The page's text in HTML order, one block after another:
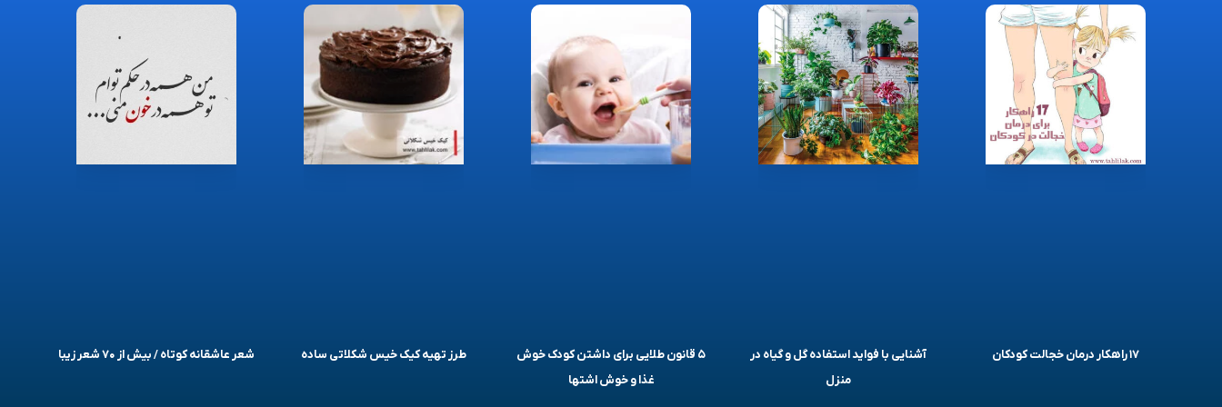
۱۷ راهکار درمان خجالت کودکان
آشنایی با فواید استفاده گل و گیاه در
منزل
۵ قانون طلایی برای داشتن کودک خوش
غذا و خوش اشتها
طرز تهیه کیک خیس شکلاتی ساده شعر عاشقانه کوتاه / بیش از ۷۰ شعر زیبا